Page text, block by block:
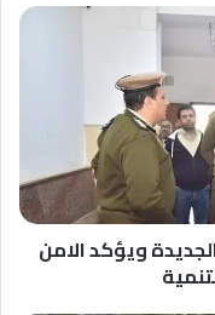
ويؤكد الامن